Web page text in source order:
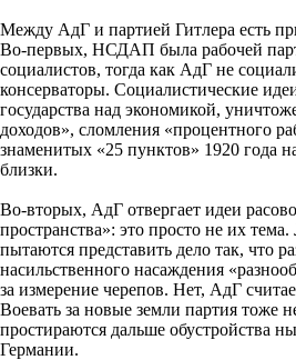
Между АдГ и партией Гитлера есть
Во-первых, НСДАП была рабочей
социалистов, тогда как АдГ не
консерваторы. Социалистические
государства над экономикой,
доходов», сломления «процентного
знаменитых «25 пунктов» 1920 года
близки.
Во-вторых, АдГ отвергает идеи
пространства»: это просто не их
пытаются представить дело так, что
насильственного насаждения
за измерение черепов. Нет, АдГ
Воевать за новые земли партия тоже
простираются дальше обустройства
Германии.